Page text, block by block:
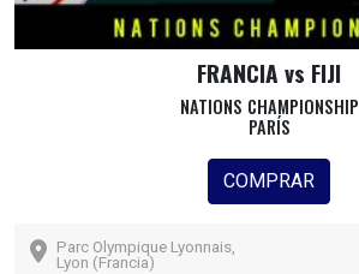
FRANCIA vs FIJI
NATIONS CHAMPIONSHIP
PARÍS
COMPRAR
Parc Olympique Lyonnais,
Lyon (Francia)